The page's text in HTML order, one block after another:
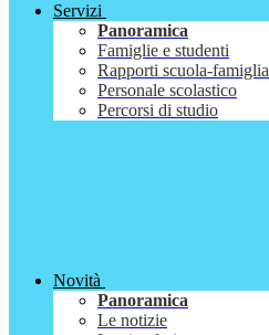
Servizi
Panoramica
Famiglie e studenti
Rapporti scuola-famiglia
Personale scolastico
Percorsi di studio
Novità
Panoramica
Le notizie